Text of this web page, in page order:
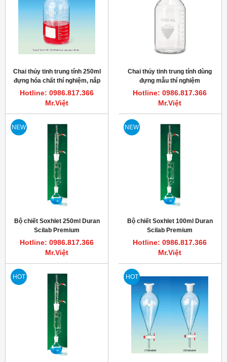
Chai thủy tinh trung tính 250ml
đựng hóa chất thí nghiệm, nắp
xanh GL45 PP
Hotline: 0986.817.366
Mr.Việt
Chai thủy tinh trung tính dùng
đựng mẫu thí nghiệm
Hotline: 0986.817.366
Mr.Việt
NEW
Bộ chiết Soxhlet 250ml Duran
Scilab Premium
Hotline: 0986.817.366
Mr.Việt
NEW
Bộ chiết Soxhlet 100ml Duran
Scilab Premium
Hotline: 0986.817.366
Mr.Việt
HOT HOT